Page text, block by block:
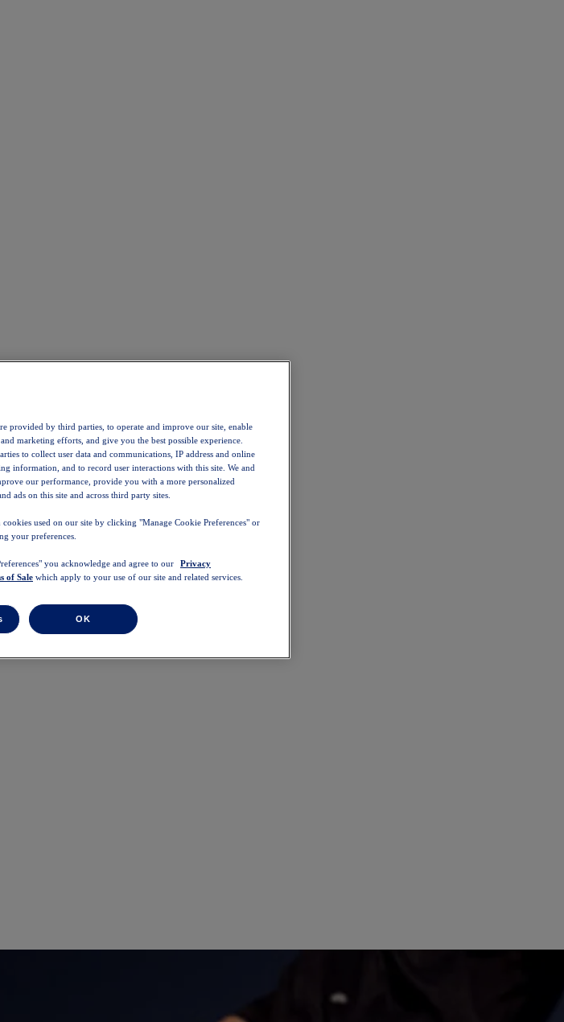
provided by third parties, to operate and improve our site, enable
marketing efforts, and give you the best possible experience.
to collect user data and communications, IP address and online
information, and to record user interactions with this site. We and
our performance, provide you with a more personalized
ads on this site and across third party sites.
used on our site by clicking "Manage Cookie Preferences" or
your preferences.
you acknowledge and agree to our
Privacy
of Sale which apply to your use of our site and related services.
OK